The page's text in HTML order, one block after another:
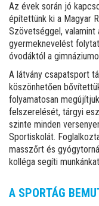
Az évek során jó
építettünk ki a Magyar
Szövetséggel, valamint
gyermeknevelést
óvodáktól a
A látvány csapatsport
köszönhetően
folyamatosan
felszerelését, tárgyi
szinte minden
Sportiskolát.
masszőrt és
kolléga segíti
A SPORTÁG